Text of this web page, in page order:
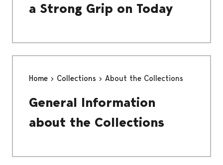
a Strong Grip on Today
Home Collections About the Collections
General Information
about the Collections